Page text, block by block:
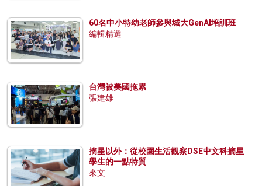
60名中小特幼老師參與城大GenAI培訓班
編輯精選
台灣被美國拖累
張建雄
摘星以外：從校園生活觀察DSE中文科摘星
學生的一點特質
來文